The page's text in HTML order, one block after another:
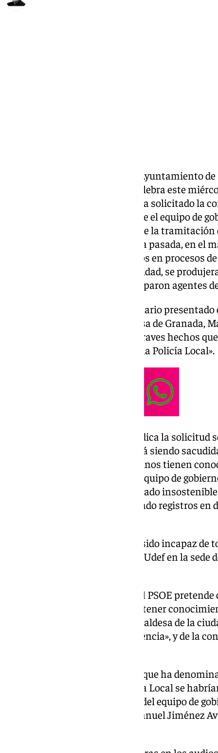
El viceportavoz del PSOE en el Ayuntamiento
anunciado en el pleno que se celebra este
ciudad andaluza que su grupo ha solicitado la
plenaria extraordinaria para que el equipo de
explicaciones sobre la gestión de la
, después de que la semana pasada, en
judicial sobre supuestos amaños en procesos
interna en este cuerpo de seguridad, se
dependencias en los que participaron agentes
La solicitud de pleno extraordinario
Europa Press, exige a la alcaldesa de Granada,
«información veraz» ante «los graves hechos
últimas semanas en el seno de la Policía Local».
Desde el pasado 30 de enero, indica la solicitud
extraordinario, «esta ciudad está siendo
de la Policía Local» y los granadinos tienen
«una serie de denuncias que el equipo de
hasta que la situación ha resultado
número 4 de Granada ha ordenado registros en
El gobierno local, prosigue, «ha sido incapaz
ha presenciado la entrada de la Udef en la sede
Jacobo Calvo ha expuesto que el PSOE
espera que pueda ser admitida, tener
información» por parte de la alcaldesa de la
criticado por «falta de transparencia», y de la
Calvo también se ha referido al que ha
forma discrecional» en la Policía Local se
«alguna concejala o concejales del equipo de
anterior jefe del cuerpo, José Manuel Jiménez